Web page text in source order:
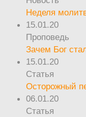
Неделя
15.01.20
Проповедь
Зачем Бог
15.01.20
Статья
Осторожный
06.01.20
Статья